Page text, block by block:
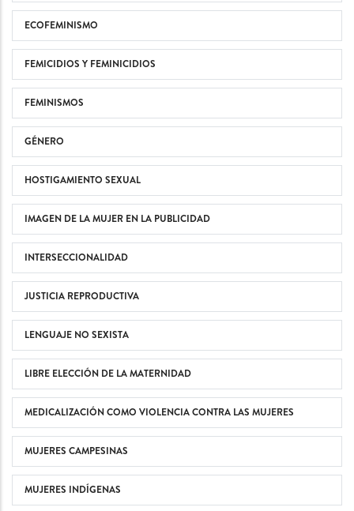
ECOFEMINISMO
FEMICIDIOS Y FEMINICIDIOS
FEMINISMOS
GÉNERO
HOSTIGAMIENTO SEXUAL
IMAGEN DE LA MUJER EN LA PUBLICIDAD
INTERSECCIONALIDAD
JUSTICIA REPRODUCTIVA
LENGUAJE NO SEXISTA
LIBRE ELECCIÓN DE LA MATERNIDAD
MEDICALIZACIÓN COMO VIOLENCIA CONTRA LAS MUJERES
MUJERES CAMPESINAS
MUJERES INDÍGENAS